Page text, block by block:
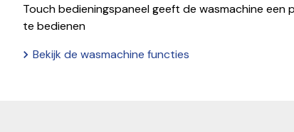
Touch bedieningspaneel geeft de wasmachine
te bedienen
Bekijk de wasmachine functies